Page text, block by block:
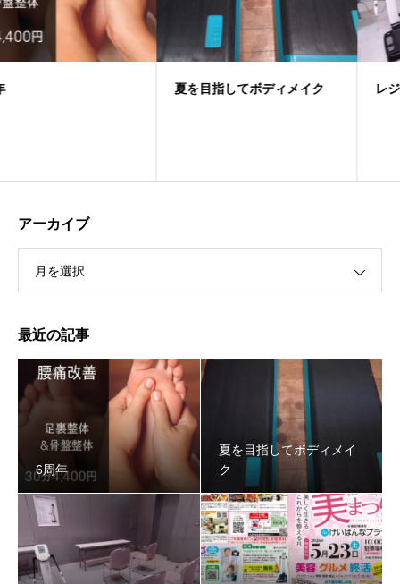
レジフェス美祭出店
アーカイブ
月を選択
最近の記事
6周年
夏を目指してボディメイ
ク